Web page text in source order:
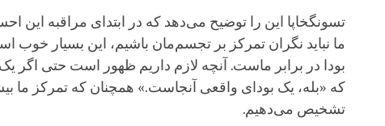
تسونگخاپا این را توضیح می‌دهد که در ابتدای مراقبه این
ما نباید نگران تمرکز بر تجسم‌مان باشیم، این بسیار
بودا در برابر ماست. آنچه لازم داریم ظهور است حتی اگر
که «بله، یک بودای واقعی آنجاست.» همچنان که تمرکز ما
تشخیص می‌دهیم.